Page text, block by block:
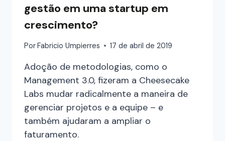
gestão em uma startup em
crescimento?
PorFabricio Umpierres 17 de abril de 2019
Adoção de metodologias, como o
Management 3.0, fizeram a Cheesecake
Labs mudar radicalmente a maneira de
gerenciar projetos e a equipe – e
também ajudaram a ampliar o
faturamento.